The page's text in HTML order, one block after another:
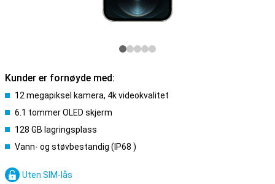
Kunder er fornøyde med:
12 megapiksel kamera, 4k videokvalitet
6.1 tommer OLED skjerm
128 GB lagringsplass
Vann- og støvbestandig (IP68 )
Uten SIM-lås